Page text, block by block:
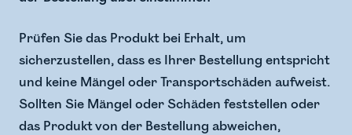
Prüfen Sie das Produkt bei Erhalt, um
sicherzustellen, dass es Ihrer Bestellung entspricht
und keine Mängel oder Transportschäden aufweist.
Sollten Sie Mängel oder Schäden feststellen oder
das Produkt von der Bestellung abweichen,